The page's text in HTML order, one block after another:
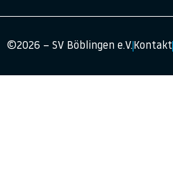
©2026 – SV Böblingen e.V.Kontakt